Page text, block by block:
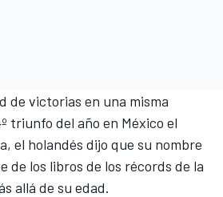
de victorias en una misma
triunfo del año en México el
el holandés dijo que su nombre
de los libros de los récords de la
allá de su edad.